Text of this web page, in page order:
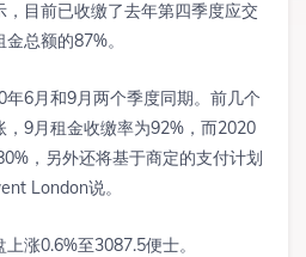
，目前已收缴了去年第四季度应交
总额的87%。
年6月和9月两个季度同期。前几个
9月租金收缴率为92%，而2020
，另外还将基于商定的支付计划
London说。
涨0.6%至3087.5便士。